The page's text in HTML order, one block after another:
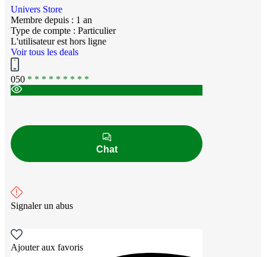
Univers Store
Membre depuis : 1 an
Type de compte : Particulier
L'utilisateur est hors ligne
Voir tous les deals
050 * * * * * * * * *
Chat
Signaler un abus
Ajouter aux favoris